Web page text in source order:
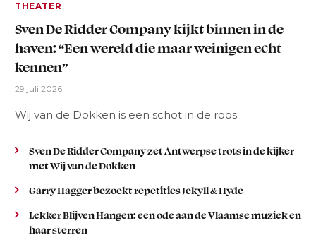
THEATER
Sven De Ridder Company kijkt binnen in de
haven: “Een wereld die maar weinigen echt
kennen”
29 juli 2026
Wij van de Dokken is een schot in de roos.
Sven De Ridder Company zet Antwerpse trots in de kijker
met Wij van de Dokken
Garry Hagger bezoekt repetities Jekyll & Hyde
Lekker Blijven Hangen: een ode aan de Vlaamse muziek en
haar sterren